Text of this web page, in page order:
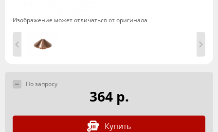
Изображение может отличаться от оригинала
По запросу
364 р.
Купить